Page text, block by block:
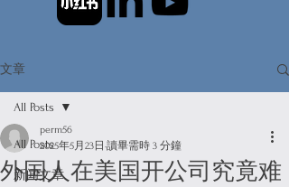
文章
All Posts
新闻文章
All Posts
外国人在美国开公司究竟难
perm56
2025年5月23日 讀畢需時 3 分鐘